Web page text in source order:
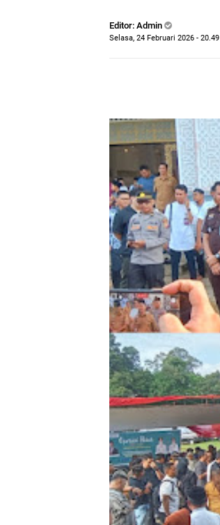
Editor: Admin
Selasa, 24 Februari 2026 - 20.49